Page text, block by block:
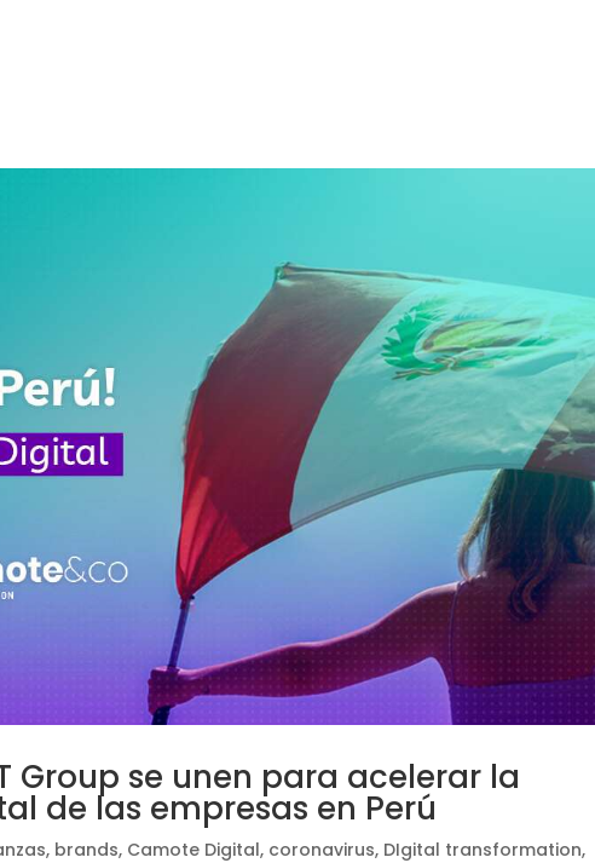
Group se unen para acelerar la
de las empresas en Perú
, brands, Camote Digital, coronavirus, DIgital transformation,